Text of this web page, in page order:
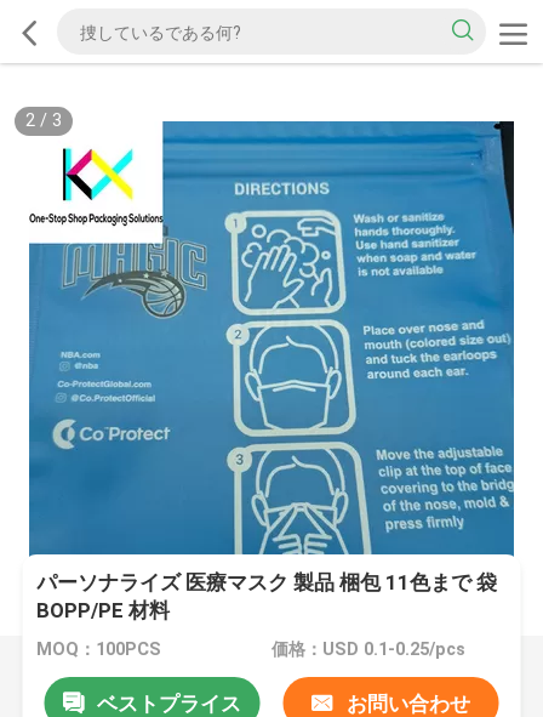
2/ 3
パーソナライズ 医療マスク 製品 梱包 11色まで 袋
BOPP/PE 材料
MOQ：100PCS 価格：USD 0.1-0.25/pcs
ベストプライス お問い合わせ